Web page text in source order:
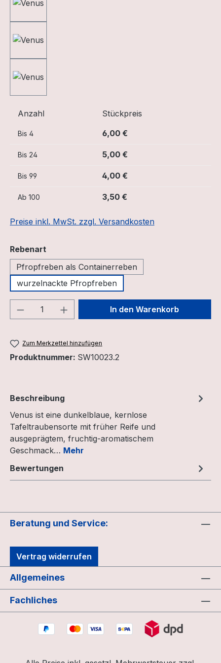
Anzahl Stückpreis
Bis 4 6,00 €
Bis 24 5,00 €
Bis 99 4,00 €
Ab 100 3,50 €
Preise inkl. MwSt. zzgl. Versandkosten
Rebenart
Pfropfreben als Containerreben
wurzelnackte Pfropfreben
Produkt Anzahl: Gib denIn den Warenkorb
Zum Merkzettel hinzufügen
Produktnummer: SW10023.2
Beschreibung
Venus ist eine dunkelblaue, kernlose
Tafeltraubensorte mit früher Reife und
ausgeprägtem, fruchtig-aromatischem
Geschmack… Mehr
Bewertungen
Beratung und Service:
Vertrag widerrufen
Allgemeines
Fachliches